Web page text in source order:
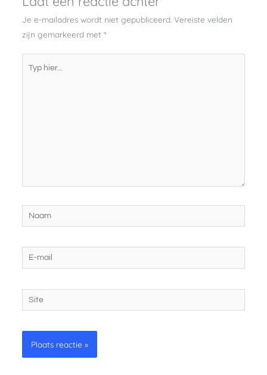
Je e-mailadres wordt niet gepubliceerd. Vereiste velden
zijn gemarkeerd met *
hier...
Naam
mail
Site